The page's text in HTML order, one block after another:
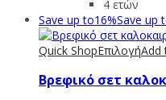
4 ετών
Save up to16%Save up
Quick ShopΕπιλογήAdd
Βρεφικό σετ